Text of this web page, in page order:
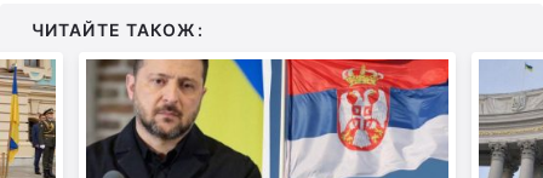
ЧИТАЙТЕ ТАКОЖ: